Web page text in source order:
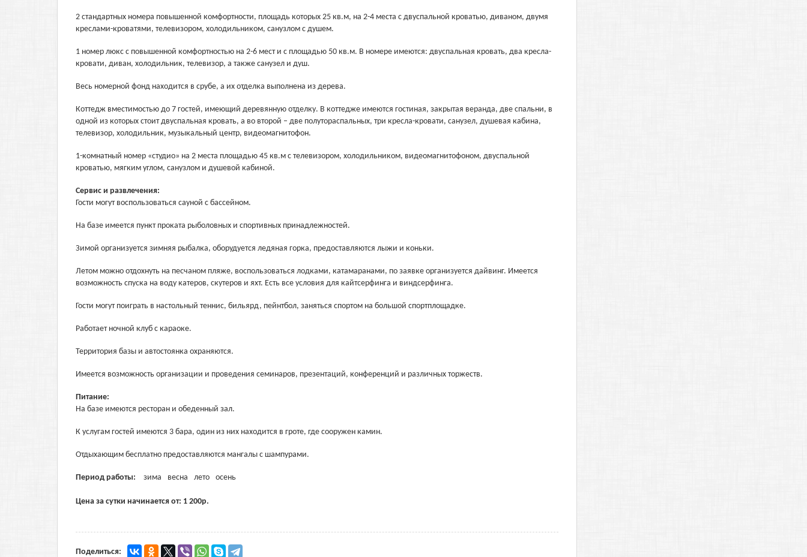
2 стандартных номера повышенной комфортности, площадь которых 25 кв.м, на 2-4 места с двуспальной кроватью, диваном, двумя
креслами-кроватями, телевизором, холодильником, санузлом с душем.
1 номер люкс с повышенной комфортностью на 2-6 мест и с площадью 50 кв.м. В номере имеются: двуспальная кровать, два кресла-
кровати, диван, холодильник, телевизор, а также санузел и душ.
Весь номерной фонд находится в срубе, а их отделка выполнена из дерева.
Коттедж вместимостью до 7 гостей, имеющий деревянную отделку. В коттедже имеются гостиная, закрытая веранда, две спальни, в
одной из которых стоит двуспальная кровать, а во второй – две полутораспальных, три кресла-кровати, санузел, душевая кабина,
телевизор, холодильник, музыкальный центр, видеомагнитофон.
1-комнатный номер «студио» на 2 места площадью 45 кв.м с телевизором, холодильником, видеомагнитофоном, двуспальной
кроватью, мягким углом, санузлом и душевой кабиной.
Сервис и развлечения:
Гости могут воспользоваться сауной с бассейном.
На базе имеется пункт проката рыболовных и спортивных принадлежностей.
Зимой организуется зимняя рыбалка, оборудуется ледяная горка, предоставляются лыжи и коньки.
Летом можно отдохнуть на песчаном пляже, воспользоваться лодками, катамаранами, по заявке организуется дайвинг. Имеется
возможность спуска на воду катеров, скутеров и яхт. Есть все условия для кайтсерфинга и виндсерфинга.
Гости могут поиграть в настольный теннис, бильярд, пейнтбол, заняться спортом на большой спортплощадке.
Работает ночной клуб с караоке.
Территория базы и автостоянка охраняются.
Имеется возможность организации и проведения семинаров, презентаций, конференций и различных торжеств.
Питание:
На базе имеются ресторан и обеденный зал.
К услугам гостей имеются 3 бара, один из них находится в гроте, где сооружен камин.
Отдыхающим бесплатно предоставляются мангалы с шампурами.
Период работы: зима весна лето осень
Цена за сутки начинается от: 1 200р.
Поделиться: